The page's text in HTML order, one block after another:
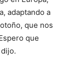
adaptando a
que nos
que